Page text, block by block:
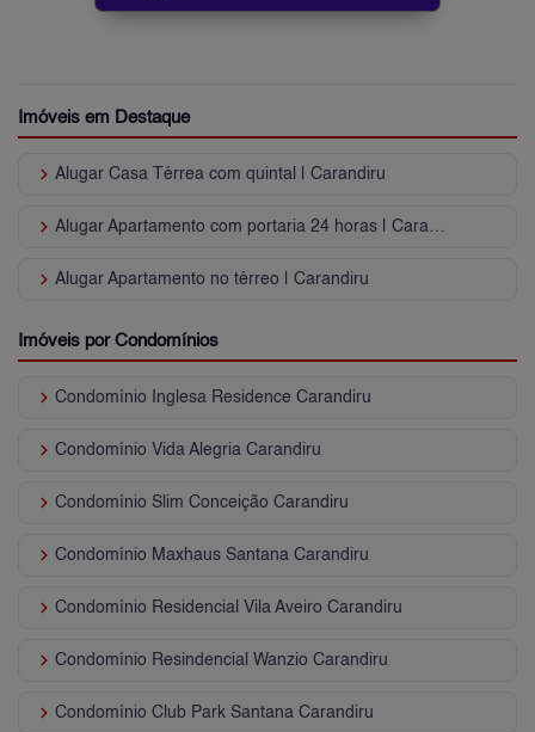
Imóveis em Destaque
keyboard_arrow_right Alugar Casa Térrea com quintal | Carandiru
keyboard_arrow_right Alugar Apartamento com portaria 24 horas | Carandiru
keyboard_arrow_right Alugar Apartamento no térreo | Carandiru
Imóveis por Condomínios
keyboard_arrow_right Condomínio Inglesa Residence Carandiru
keyboard_arrow_right Condomínio Vida Alegria Carandiru
keyboard_arrow_right Condomínio Slim Conceição Carandiru
keyboard_arrow_right Condomínio Maxhaus Santana Carandiru
keyboard_arrow_right Condomínio Residencial Vila Aveiro Carandiru
keyboard_arrow_right Condomínio Resindencial Wanzio Carandiru
keyboard_arrow_right Condomínio Club Park Santana Carandiru